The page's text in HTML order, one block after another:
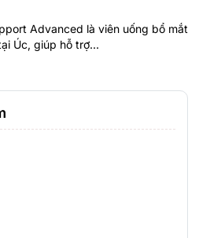
Advanced là viên uống bổ mắt
Úc, giúp hỗ trợ...